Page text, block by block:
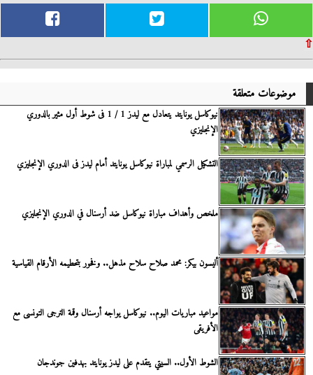
⇧
موضوعات متعلقة
نيوكاسل يونايتد يتعادل مع ليدز 1 / 1 فى شوط أول مثير بالدوري
الإنجليزي
التشكيل الرسمي لمباراة نيوكاسل يونايتد أمام ليدز فى الدوري الإنجليزي
ملخص وأهداف مباراة نيوكاسل ضد أرسنال في الدوري الإنجليزي
أليسون بيكر: محمد صلاح سلاح مذهل.. وفخور بتحطيمه الأرقام القياسية
مواعيد مباريات اليوم.. نيوكاسل يواجه أرسنال وقمة الترجى التونسى مع
الأفريقى
الشوط الأول.. السيتي يتقدم على ليدز يونايتد بهدفين جوندجان